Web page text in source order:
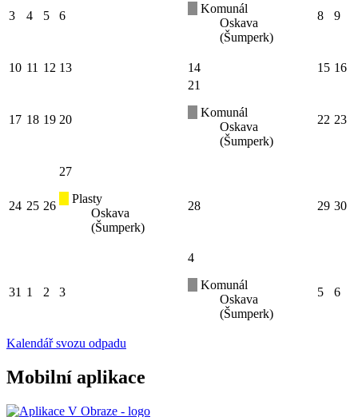
3 4 5 6
Komunál
Oskava
(Šumperk)
8 9
10 11 12 13 14 15 16
17 18 19 20
21
Komunál
Oskava
(Šumperk)
22 23
24 25 26
27
Plasty
Oskava
(Šumperk)
28 29 30
31 1 2 3
4
Komunál
Oskava
(Šumperk)
5 6
Kalendář svozu odpadu
Mobilní aplikace